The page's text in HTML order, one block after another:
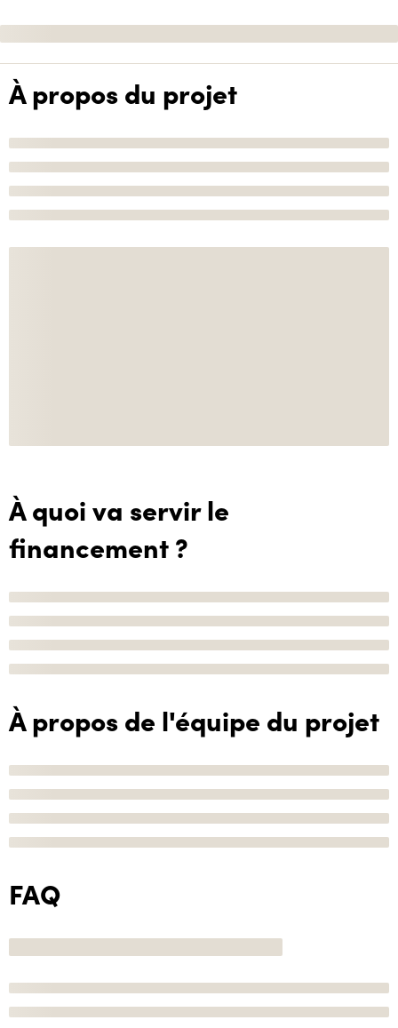
À propos du projet
À quoi va servir le
financement ?
À propos de l'équipe du projet
FAQ